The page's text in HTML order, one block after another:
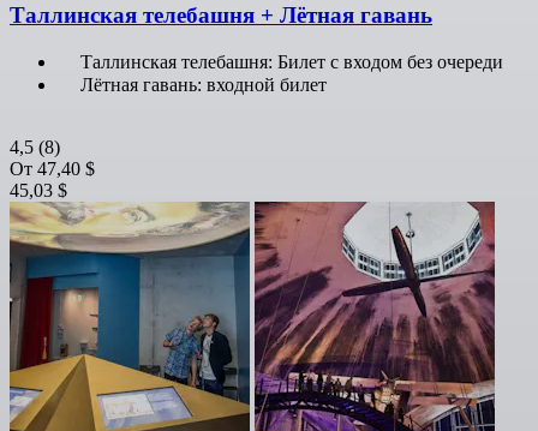
Таллинская телебашня + Лётная гавань
Таллинская телебашня: Билет с входом без очереди
Лётная гавань: входной билет
4,5 (8)
От 47,40 $
45,03 $